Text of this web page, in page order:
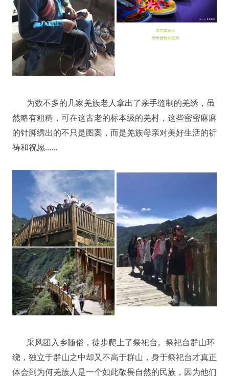
为数不多的几家羌族老人拿出了亲手缝制的羌绣，虽
然略有粗糙，可在这古老的标本级的羌村，这些密密麻麻
的针脚绣出的不只是图案，而是羌族母亲对美好生活的祈
祷和祝愿......
采风团入乡随俗，徒步爬上了祭祀台。祭祀台群山环
绕，独立于群山之中却又不高于群山，身于祭祀台才真正
体会到为何羌族人是一个如此敬畏自然的民族，因为他们